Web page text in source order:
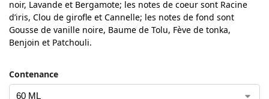
noir, Lavande et Bergamote; les notes de coeur sont Racine
d’iris, Clou de girofle et Cannelle; les notes de fond sont
Gousse de vanille noire, Baume de Tolu, Fève de tonka,
Benjoin et Patchouli.
Contenance